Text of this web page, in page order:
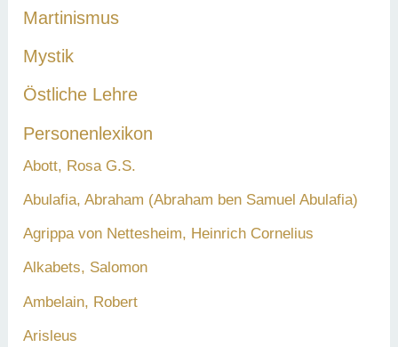
Martinismus
Mystik
Östliche Lehre
Personenlexikon
Abott, Rosa G.S.
Abulafia, Abraham (Abraham ben Samuel Abulafia)
Agrippa von Nettesheim, Heinrich Cornelius
Alkabets, Salomon
Ambelain, Robert
Arisleus